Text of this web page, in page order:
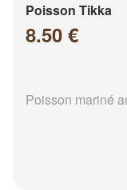
Poisson Tikka
8.50 €
Poisson mariné